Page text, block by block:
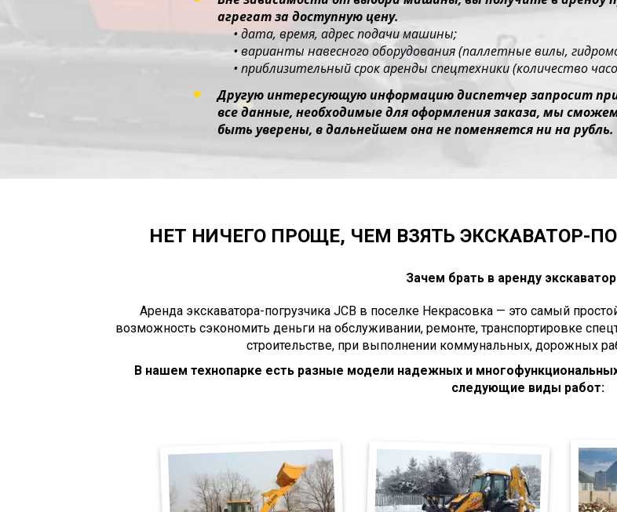
агрегат за доступную цену.
• дата, время, адрес подачи машины;
• варианты навесного оборудования (паллетные вилы,
• приблизительный срок аренды спецтехники (количество
Другую интересующую информацию диспетчер запросит
все данные, необходимые для оформления заказа, мы
быть уверены, в дальнейшем она не поменяется ни на рубль.
НЕТ НИЧЕГО ПРОЩЕ, ЧЕМ ВЗЯТЬ ЭКСКАВАТОР-
Зачем брать в аренду
Аренда экскаватора-погрузчика JCB в поселке Некрасовка — это самый
возможность сэкономить деньги на обслуживании, ремонте, транспортировке
строительстве, при выполнении коммунальных, дорожных
В нашем технопарке есть разные модели надежных и
следующие виды работ: